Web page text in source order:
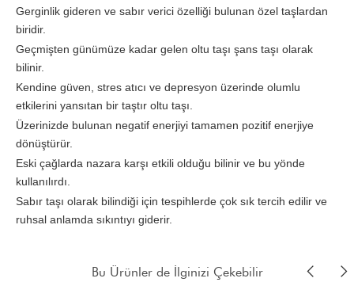
Gerginlik gideren ve sabır verici özelliği bulunan özel taşlardan
biridir.
Geçmişten günümüze kadar gelen oltu taşı şans taşı olarak
bilinir.
Kendine güven, stres atıcı ve depresyon üzerinde olumlu
etkilerini yansıtan bir taştır oltu taşı.
Üzerinizde bulunan negatif enerjiyi tamamen pozitif enerjiye
dönüştürür.
Eski çağlarda nazara karşı etkili olduğu bilinir ve bu yönde
kullanılırdı.
Sabır taşı olarak bilindiği için tespihlerde çok sık tercih edilir ve
ruhsal anlamda sıkıntıyı giderir.
Bu Ürünler de İlginizi Çekebilir